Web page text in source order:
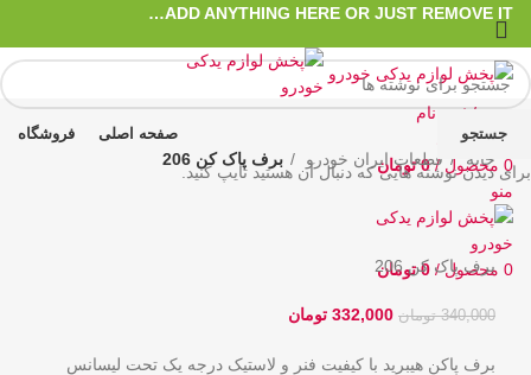
ADD ANYTHING HERE OR JUST REMOVE IT…
ورود / ثبت نام
علاقه مندی
0 محصول /
0 تومان
منو
0 محصول /
0 تومان
صفحه اصلی فروشگاه
خانه قطعات ایران خودرو
برف پاک کن 206
حراج
اتمام موجودی
بزرگنمایی تصویر
برف پاک کن 206
340,000 تومان 332,000 تومان
برف پاکن هیبرید با کیفیت فنر و لاستیک درجه یک تحت لیسانس
جستجو
برای دیدن نوشته هایی که دنبال آن هستید تایپ کنید.